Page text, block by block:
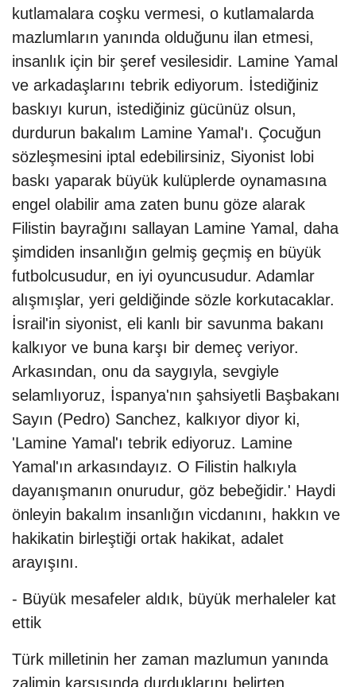
kutlamalara coşku vermesi, o kutlamalarda
mazlumların yanında olduğunu ilan etmesi,
insanlık için bir şeref vesilesidir. Lamine Yamal
ve arkadaşlarını tebrik ediyorum. İstediğiniz
baskıyı kurun, istediğiniz gücünüz olsun,
durdurun bakalım Lamine Yamal'ı. Çocuğun
sözleşmesini iptal edebilirsiniz, Siyonist lobi
baskı yaparak büyük kulüplerde oynamasına
engel olabilir ama zaten bunu göze alarak
Filistin bayrağını sallayan Lamine Yamal, daha
şimdiden insanlığın gelmiş geçmiş en büyük
futbolcusudur, en iyi oyuncusudur. Adamlar
alışmışlar, yeri geldiğinde sözle korkutacaklar.
İsrail'in siyonist, eli kanlı bir savunma bakanı
kalkıyor ve buna karşı bir demeç veriyor.
Arkasından, onu da saygıyla, sevgiyle
selamlıyoruz, İspanya'nın şahsiyetli Başbakanı
Sayın (Pedro) Sanchez, kalkıyor diyor ki,
'Lamine Yamal'ı tebrik ediyoruz. Lamine
Yamal'ın arkasındayız. O Filistin halkıyla
dayanışmanın onurudur, göz bebeğidir.' Haydi
önleyin bakalım insanlığın vicdanını, hakkın ve
hakikatin birleştiği ortak hakikat, adalet
arayışını.
- Büyük mesafeler aldık, büyük merhaleler kat
ettik
Türk milletinin her zaman mazlumun yanında
zalimin karşısında durduklarını belirten